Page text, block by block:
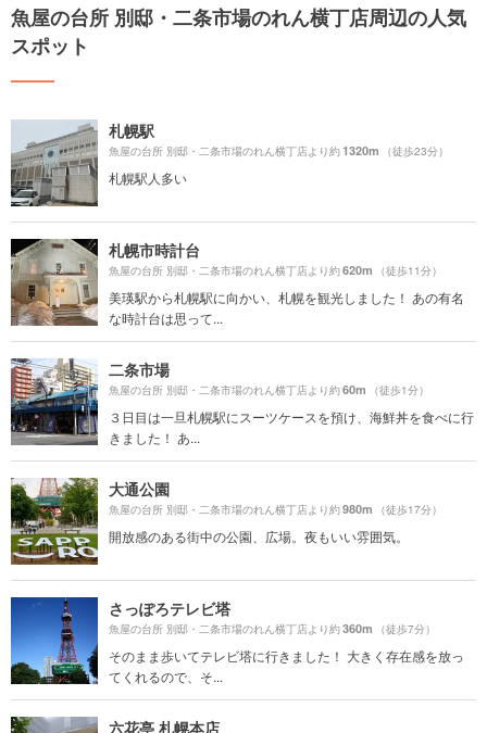
魚屋の台所 別邸・二条市場のれん横丁店周辺の人気
スポット
札幌駅
魚屋の台所 別邸・二条市場のれん横丁店より約1320m （徒歩23分）
札幌駅人多い
札幌市時計台
魚屋の台所 別邸・二条市場のれん横丁店より約620m （徒歩11分）
美瑛駅から札幌駅に向かい、札幌を観光しました！ あの有名
な時計台は思って...
二条市場
魚屋の台所 別邸・二条市場のれん横丁店より約60m （徒歩1分）
３日目は一旦札幌駅にスーツケースを預け、海鮮丼を食べに行
きました！ あ...
大通公園
魚屋の台所 別邸・二条市場のれん横丁店より約980m （徒歩17分）
開放感のある街中の公園、広場。夜もいい雰囲気。
さっぽろテレビ塔
魚屋の台所 別邸・二条市場のれん横丁店より約360m （徒歩7分）
そのまま歩いてテレビ塔に行きました！ 大きく存在感を放っ
てくれるので、そ...
六花亭 札幌本店